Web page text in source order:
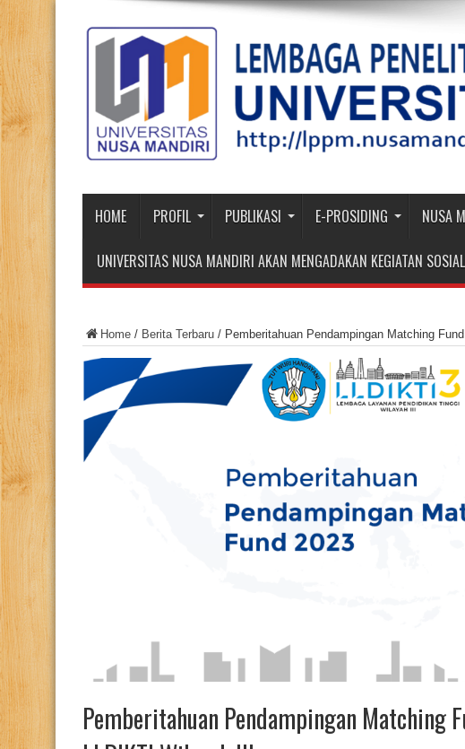
HOME PROFIL PUBLIKASI E-PROSIDING NUSA
UNIVERSITAS NUSA MANDIRI AKAN MENGADAKAN KEGIATAN
Home / Berita Terbaru / Pemberitahuan Pendampingan Matching
Pemberitahuan Pendampingan Matching